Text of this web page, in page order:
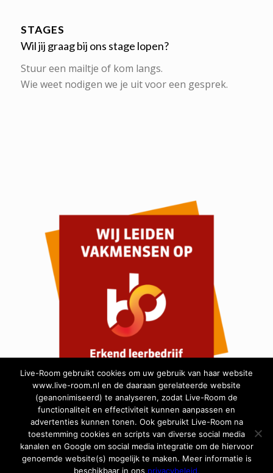
STAGES
Wil jij graag bij ons stage lopen?
Stuur een mailtje of kom langs.
Wie weet nodigen we je uit voor een gesprek.
Live-Room gebruikt cookies om uw gebruik van haar website
www.live-room.nl en de daaraan gerelateerde website
(geanonimiseerd) te analyseren, zodat Live-Room de
functionaliteit en effectiviteit kunnen aanpassen en
advertenties kunnen tonen. Ook gebruikt Live-Room na
toestemming cookies en scripts van diverse social media
kanalen en Google om social media integratie om de hiervoor
genoemde website(s) mogelijk te maken. Meer informatie is
beschikbaar in ons privacybeleid.